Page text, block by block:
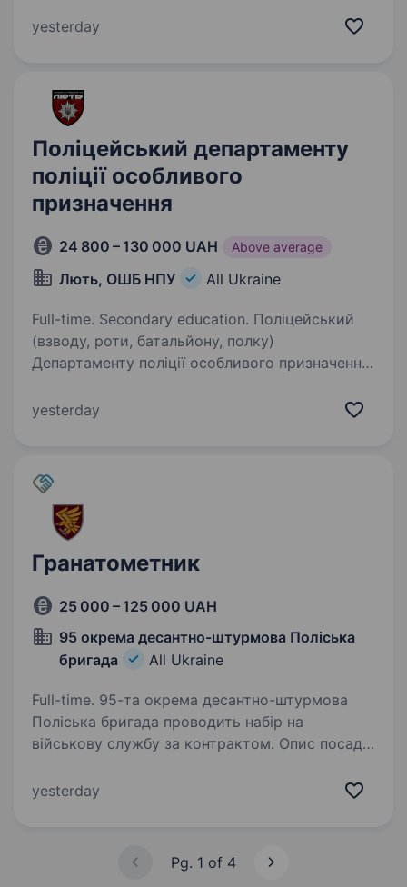
за мужність, професіоналізм і вірність присязі.
yesterday
Поліцейський департаменту
поліції особливого
призначення
24 800 – 130 000 UAH Above average
Лють, ОШБ НПУ All Ukraine
Full-time. Secondary education. Поліцейський
(взводу, роти, батальйону, полку)
Департаменту поліції особливого призначення
поліції України «Лють». Огляд: Об'єднана
yesterday
Гранатометник
25 000 – 125 000 UAH
95 окрема десантно-штурмова Поліська
бригада
All Ukraine
Full-time. 95-та окрема десантно-штурмова
Поліська бригада проводить набір на
військову службу за контрактом. Опис посади:
сильної та дисциплінованої команди? Маєте
yesterday
Pg. 1 of 4